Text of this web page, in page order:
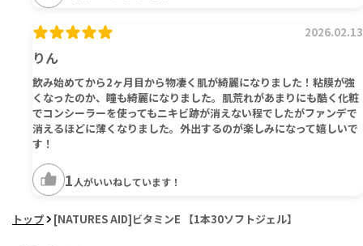
りん
2026.02.13
飲み始めてから2ヶ月目から物凄く肌が綺麗になりました！粘膜が強
くなったのか、瞳も綺麗になりました。肌荒れがあまりにも酷く化粧
でコンシーラーを使ってもニキビ跡が消えない程でしたがファンデで
消えるほどに薄くなりました。外出するのが楽しみになって嬉しいで
す！
1 人がいいねしています！
トップ [NATURES AID]ビタミンE 【1本30ソフトジェル】